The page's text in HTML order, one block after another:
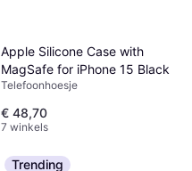
Apple Silicone Case with
MagSafe for iPhone 15 Black
Telefoonhoesje
€ 48,70
7 winkels
Trending